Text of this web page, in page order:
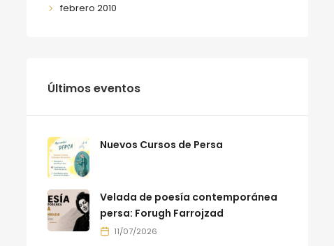
febrero 2010
Últimos eventos
Nuevos Cursos de Persa
Velada de poesía contemporánea
persa: Forugh Farrojzad
11/07/2026